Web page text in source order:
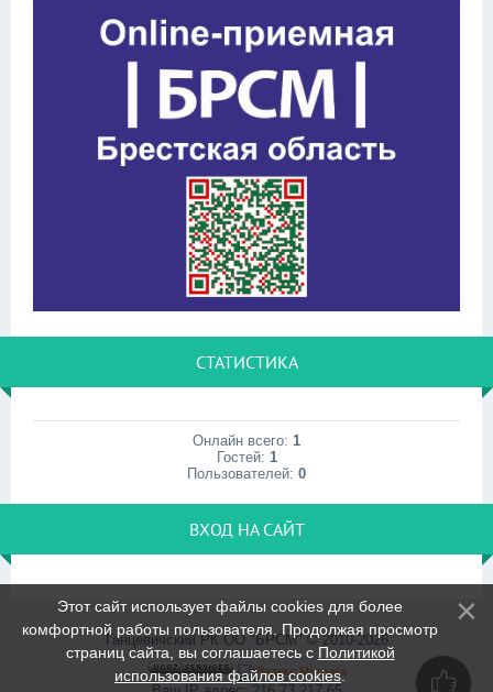
СТАТИСТИКА
Онлайн всего: 1
Гостей: 1
Пользователей: 0
ВХОД НА САЙТ
Ганцевичский РК ОО "БРСМ" © 2010-2026
Этот сайт использует файлы cookies для более
комфортной работы пользователя. Продолжая просмотр
страниц сайта, вы соглашаетесь с Политикой
использования файлов cookies.